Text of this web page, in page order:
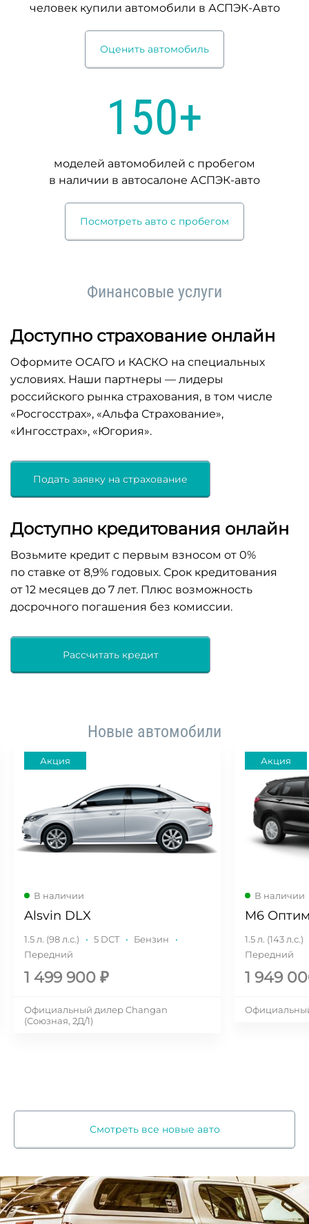
человек купили автомобили в АСПЭК-Авто
Оценить автомобиль
150+
моделей автомобилей с пробегом
в наличии в автосалоне АСПЭК-авто
Посмотреть авто с пробегом
Финансовые услуги
Доступно страхование онлайн
Оформите ОСАГО и КАСКО на специальных
условиях. Наши партнеры — лидеры
российского рынка страхования, в том числе
«Росгосстрах», «Альфа Страхование»,
«Ингосстрах», «Югория».
Подать заявку на страхование
Доступно кредитования онлайн
Возьмите кредит с первым взносом от 0%
по ставке от 8,9% годовых. Срок кредитования
от 12 месяцев до 7 лет. Плюс возможность
досрочного погашения без комиссии.
Рассчитать кредит
Новые автомобили
Акция
Alsvin DLX
В наличии
1.5 л. (98 л.с.) · 5 DCT · Бензин
·
Передний
1 499 900 ₽
Официальный дилер Changan
(Союзная, 2Д/1)
Акция
M6
В наличии
1.5 л. (143 л.с.)
Передний
1 949
Смотреть все новые авто